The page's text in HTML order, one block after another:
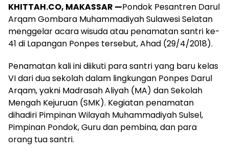
KHITTAH.CO, MAKASSAR —Pondok Pesantren Darul
Arqam Gombara Muhammadiyah Sulawesi Selatan
menggelar acara wisuda atau penamatan santri ke-
41 di Lapangan Ponpes tersebut, Ahad (29/4/2018).
Penamatan kali ini diikuti para santri yang baru kelas
VI dari dua sekolah dalam lingkungan Ponpes Darul
Arqam, yakni Madrasah Aliyah (MA) dan Sekolah
Mengah Kejuruan (SMK). Kegiatan penamatan
dihadiri Pimpinan Wilayah Muhammadiyah Sulsel,
Pimpinan Pondok, Guru dan pembina, dan para
orang tua santri.